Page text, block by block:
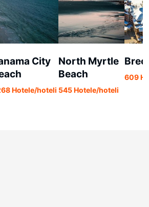
City
Hotele/hoteli
North Myrtle
Beach
545 Hotele/hoteli
609